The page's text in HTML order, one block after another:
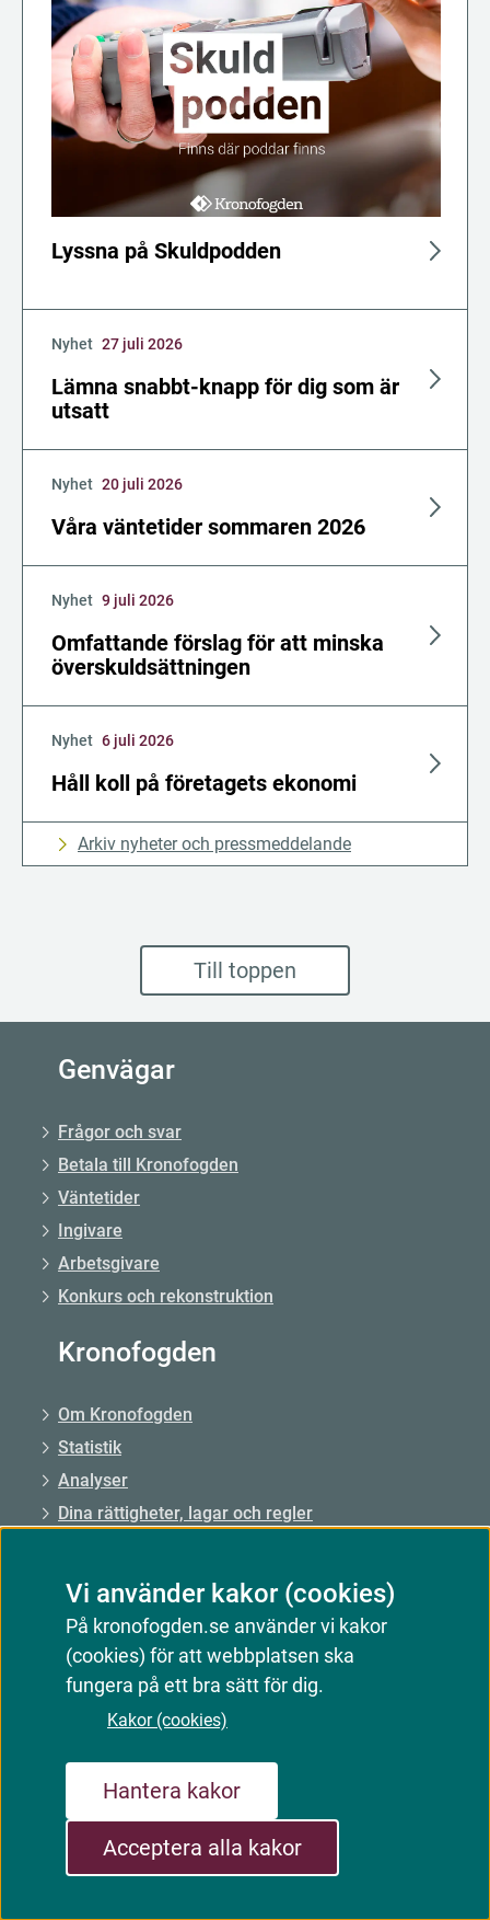
Lyssna på Skuldpodden
Nyhet 27 juli 2026
Lämna snabbt-knapp för dig som är
utsatt
Nyhet 20 juli 2026
Våra väntetider sommaren 2026
Nyhet 9 juli 2026
Omfattande förslag för att minska
överskuldsättningen
Nyhet 6 juli 2026
Håll koll på företagets ekonomi
Arkiv nyheter och pressmeddelande
Till toppen
Vi använder kakor (cookies)
På kronofogden.se använder vi kakor
(cookies) för att webbplatsen ska
fungera på ett bra sätt för dig.
Kakor (cookies)
Hantera kakor
Acceptera alla kakor
Genvägar
Frågor och svar
Betala till Kronofogden
Väntetider
Ingivare
Arbetsgivare
Konkurs och rekonstruktion
Kronofogden
Om Kronofogden
Statistik
Analyser
Dina rättigheter, lagar och regler
Jobba hos oss
Kontakta oss
Ring oss: 0771–73 73 00
Kontakta oss